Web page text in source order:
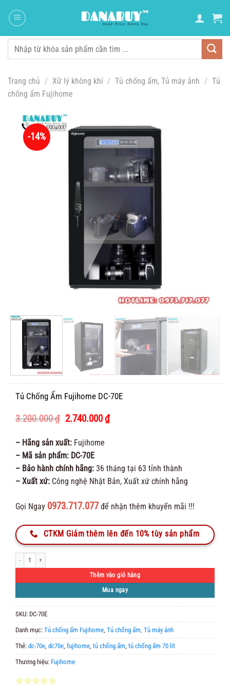
đến
dung
Tìm
Trang chủ / Xử lý không khí / Tủ chống ẩm, Tủ máy ảnh / Tủ
chống ẩm Fujihome
-14%
Tủ Chống Ẩm Fujihome DC-70E
3.200.000₫ Giá
là:
3.200.000 ₫.
2.740.000₫Giá
– Hãng sản xuất: Fujihome
– Mã sản phẩm: DC-70E
– Bảo hành chính hãng: 36 tháng tại 63 tỉnh thành
– Xuất xứ: Công nghệ Nhật Bản, Xuất xứ chính hãng
Gọi Ngay 0973.717.077 để nhận thêm khuyến mãi !!!
CTKM Giảm thêm lên đến 10% tùy sản phẩm
Tủ Chống Ẩm Fujihome DC-70E số lượng
Thêm vào giỏ hàng
Mua ngay
SKU: DC-70E
Danh mục: Tủ chống ẩm Fujihome, Tủ chống ẩm, Tủ máy ảnh
Thẻ: dc-70e, dc70e, fujihome, tủ chống ẩm, tủ chống ẩm 70 lít
Thương hiệu: Fujihome